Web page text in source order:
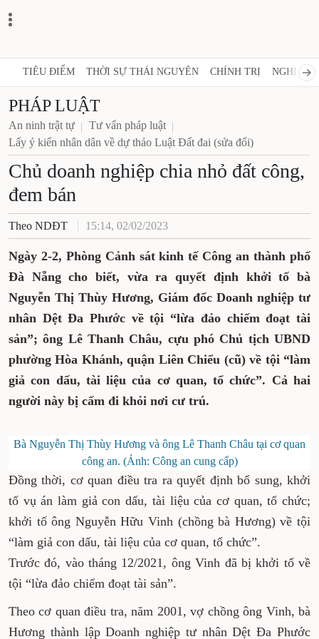
TIÊU ĐIỂM THỜI SỰ THÁI NGUYÊN CHÍNH TRỊ NGHỊ
PHÁP LUẬT
An ninh trật tự
Tư vấn pháp luật
Lấy ý kiến nhân dân về dự thảo Luật Đất đai (sửa đổi)
Chủ doanh nghiệp chia nhỏ đất công,
đem bán
Theo NDĐT 15:14, 02/02/2023
Ngày 2-2, Phòng Cảnh sát kinh tế Công an thành phố
Đà Nẵng cho biết, vừa ra quyết định khởi tố bà
Nguyễn Thị Thùy Hương, Giám đốc Doanh nghiệp tư
nhân Dệt Đa Phước về tội “lừa đảo chiếm đoạt tài
sản”; ông Lê Thanh Châu, cựu phó Chủ tịch UBND
phường Hòa Khánh, quận Liên Chiểu (cũ) về tội “làm
giả con dấu, tài liệu của cơ quan, tổ chức”. Cả hai
người này bị cấm đi khỏi nơi cư trú.
Bà Nguyễn Thị Thùy Hương và ông Lê Thanh Châu tại cơ quan
công an. (Ảnh: Công an cung cấp)
Đồng thời, cơ quan điều tra ra quyết định bổ sung, khởi
tố vụ án làm giả con dấu, tài liệu của cơ quan, tổ chức;
khởi tố ông Nguyễn Hữu Vinh (chồng bà Hương) về tội
“làm giả con dấu, tài liệu của cơ quan, tổ chức”.
Trước đó, vào tháng 12/2021, ông Vinh đã bị khởi tố về
tội “lừa đảo chiếm đoạt tài sản”.
Theo cơ quan điều tra, năm 2001, vợ chồng ông Vinh, bà
Hương thành lập Doanh nghiệp tư nhân Dệt Đa Phước